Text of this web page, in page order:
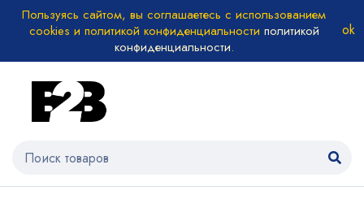
Пользуясь сайтом, вы соглашаетесь с использованием
cookies и политикой конфиденциальности политикой
конфиденциальности.